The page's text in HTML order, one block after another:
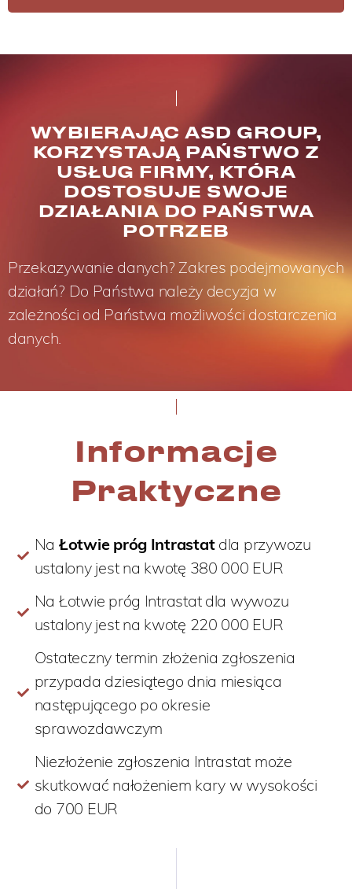
WYBIERAJĄC ASD GROUP,
KORZYSTAJĄ PAŃSTWO Z
USŁUG FIRMY, KTÓRA
DOSTOSUJE SWOJE
DZIAŁANIA DO PAŃSTWA
POTRZEB
Przekazywanie danych? Zakres podejmowanych
działań? Do Państwa należy decyzja w
zależności od Państwa możliwości dostarczenia
danych.
Informacje
Praktyczne
Na Łotwie próg Intrastatdla przywozu
ustalony jest na kwotę 380 000 EUR
Na Łotwie próg Intrastat dla wywozu
ustalony jest na kwotę 220 000 EUR
Ostateczny termin złożenia zgłoszenia
przypada dziesiątego dnia miesiąca
następującego po okresie
sprawozdawczym
Niezłożenie zgłoszenia Intrastat może
skutkować nałożeniem kary w wysokości
do 700 EUR